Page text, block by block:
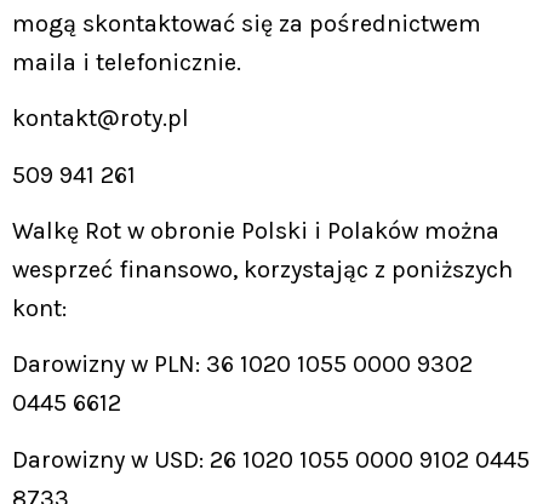
mogą skontaktować się za pośrednictwem
maila i telefonicznie.
kontakt@roty.pl
509 941 261
Walkę Rot w obronie Polski i Polaków można
wesprzeć finansowo, korzystając z poniższych
kont:
Darowizny w PLN: 36 1020 1055 0000 9302
0445 6612
Darowizny w USD: 26 1020 1055 0000 9102 0445
8733